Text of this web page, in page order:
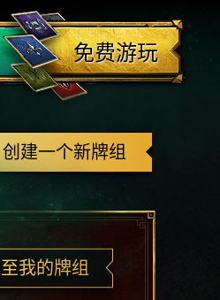
免费游玩
创建一个新牌组
我的牌组